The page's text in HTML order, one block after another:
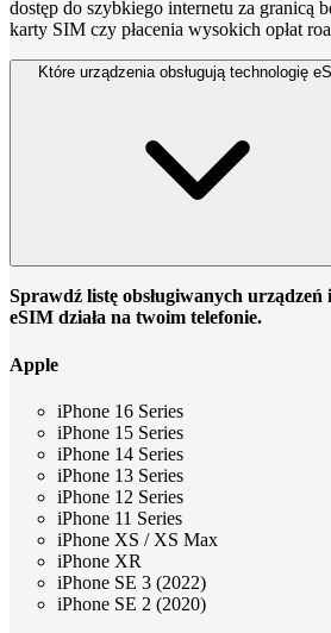
dostęp do szybkiego internetu za granicą
karty SIM czy płacenia wysokich opłat
Które urządzenia obsługują technologię
Sprawdź listę obsługiwanych urządzeń
eSIM działa na twoim telefonie.
Apple
iPhone 16 Series
iPhone 15 Series
iPhone 14 Series
iPhone 13 Series
iPhone 12 Series
iPhone 11 Series
iPhone XS / XS Max
iPhone XR
iPhone SE 3 (2022)
iPhone SE 2 (2020)